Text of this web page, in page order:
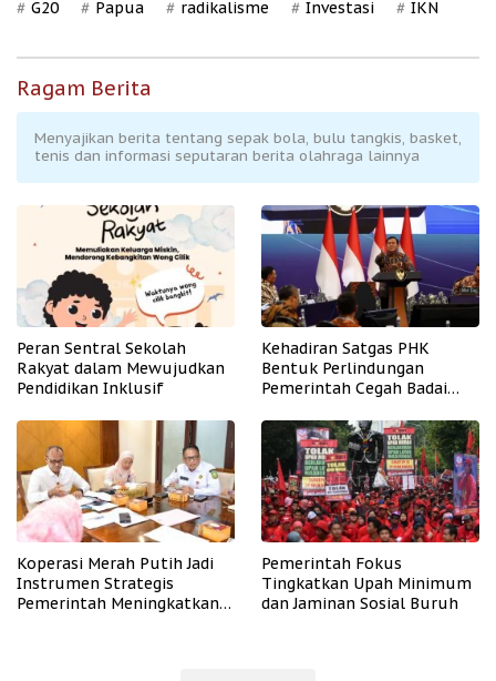
G20 Papua radikalisme Investasi IKN
Ragam Berita
Menyajikan berita tentang sepak bola, bulu tangkis, basket,
tenis dan informasi seputaran berita olahraga lainnya
Peran Sentral Sekolah
Rakyat dalam Mewujudkan
Pendidikan Inklusif
Kehadiran Satgas PHK
Bentuk Perlindungan
Pemerintah Cegah Badai
Koperasi Merah Putih Jadi
Instrumen Strategis
Pemerintah Meningkatkan
Pemerintah Fokus
Tingkatkan Upah Minimum
dan Jaminan Sosial Buruh